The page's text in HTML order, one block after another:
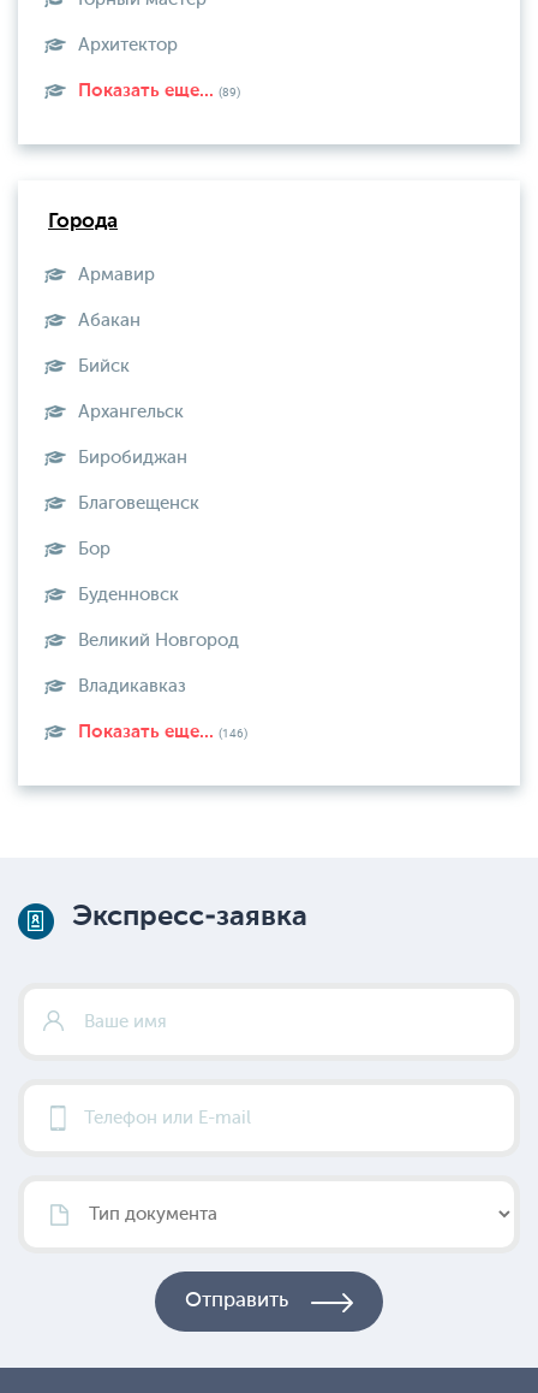
Архитектор
Показать еще... (89)
Города
Армавир
Абакан
Бийск
Архангельск
Биробиджан
Благовещенск
Бор
Буденновск
Великий Новгород
Владикавказ
Показать еще... (146)
Экспресс-заявка